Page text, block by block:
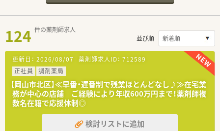
124 件の薬剤師求人
並び順
更新日： 2026/08/07 薬剤師求人ID： 712589
正社員
調剤薬局
【岡山市北区】≪早番・遅番制で残業ほとんどなし♪≫在宅業
務が中心の店舗 ご経験により年収600万円まで！薬剤師複
数名在籍で応援体制◎
検討リストに追加